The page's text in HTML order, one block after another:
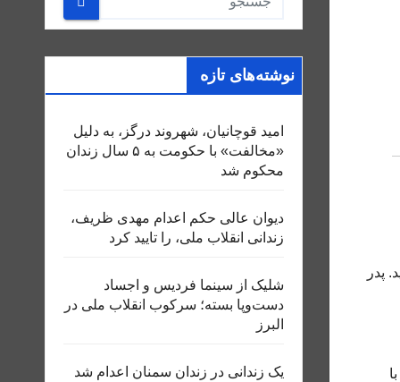
پدر
با
نوشته‌های تازه
امید قوچانیان، شهروند درگز، به دلیل
«مخالفت» با حکومت به ۵ سال زندان
محکوم شد
دیوان عالی حکم اعدام مهدی ظریف،
زندانی انقلاب ملی، را تایید کرد
شلیک از سینما فردیس و اجساد
دست‌وپا بسته؛ سرکوب انقلاب ملی در
البرز
یک زندانی در زندان سمنان اعدام شد